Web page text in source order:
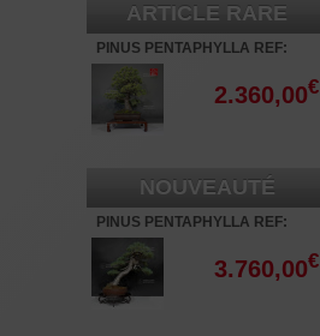
ARTICLE RARE
PINUS PENTAPHYLLA REF:
22080235
2.360,00€
NOUVEAUTÉ
PINUS PENTAPHYLLA REF:
30060268
3.760,00€